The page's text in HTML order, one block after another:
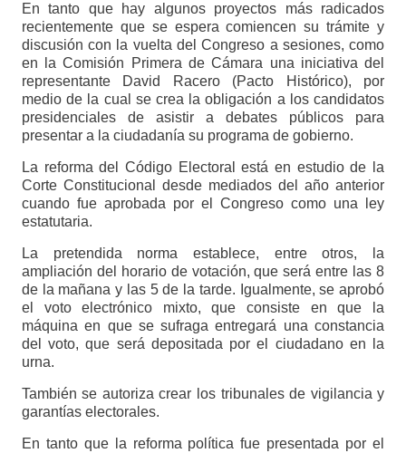
En tanto que hay algunos proyectos más radicados
recientemente que se espera comiencen su trámite y
discusión con la vuelta del Congreso a sesiones, como
en la Comisión Primera de Cámara una iniciativa del
representante David Racero (Pacto Histórico), por
medio de la cual se crea la obligación a los candidatos
presidenciales de asistir a debates públicos para
presentar a la ciudadanía su programa de gobierno.
La reforma del Código Electoral está en estudio de la
Corte Constitucional desde mediados del año anterior
cuando fue aprobada por el Congreso como una ley
estatutaria.
La pretendida norma establece, entre otros, la
ampliación del horario de votación, que será entre las 8
de la mañana y las 5 de la tarde. Igualmente, se aprobó
el voto electrónico mixto, que consiste en que la
máquina en que se sufraga entregará una constancia
del voto, que será depositada por el ciudadano en la
urna.
También se autoriza crear los tribunales de vigilancia y
garantías electorales.
En tanto que la reforma política fue presentada por el